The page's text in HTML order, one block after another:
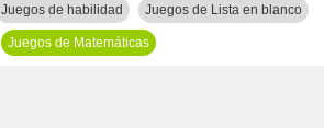
Juegos de habilidad Juegos de Lista en blanco
Juegos de Matemáticas